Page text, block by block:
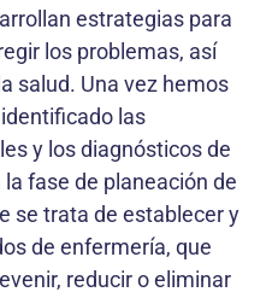
estrategias para
los problemas, así
salud. Una vez hemos
las
y los diagnósticos de
fase de planeación de
se trata de establecer y
de enfermería, que
reducir o eliminar